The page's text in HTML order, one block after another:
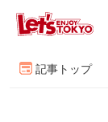
記事トップ